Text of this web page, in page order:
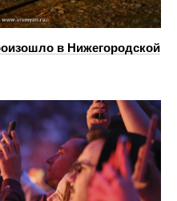
в Нижегородской